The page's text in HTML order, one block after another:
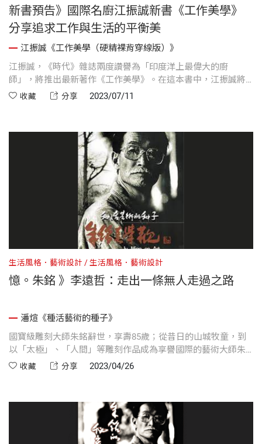
新書預告》國際名廚江振誠新書《工作美學》
分享追求工作與生活的平衡美
江振誠《工作美學（硬精裸背穿線版）》
江振誠，《時代》雜誌兩度讚譽為「印度洋上最偉大的廚
師」，將推出最新著作《工作美學》。在這本書中，江振誠將
以五個面向來闡述他對工作美學的各種體悟與思考。此外，
工作美學的呈現，值得讀者典藏。
收藏 分享 2023/07/11
生活風格．藝術設計 生活風格．藝術設計
憶。朱銘 》李遠哲：走出一條無人走過之路
潘煊《種活藝術的種子》
國寶級雕刻大師朱銘辭世，享壽85歲；從昔日的山城牧童，到
以「太極」、「人間」等雕刻作品成為享譽國際的藝術大師朱
銘，朱銘的成就背後來自他獨樹一格的人生觀與創作觀。本篇
術的認識和體悟。
收藏 分享 2023/04/26